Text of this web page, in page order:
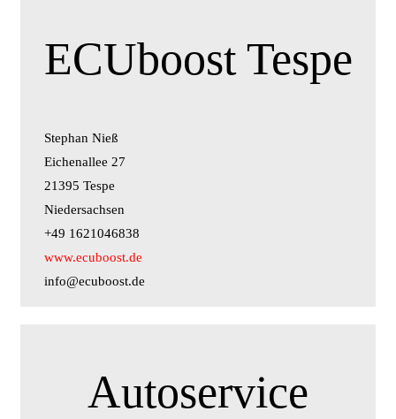
ECUboost Tespe
Stephan Nieß
Eichenallee 27
21395 Tespe
Niedersachsen
+49 1621046838
www.ecuboost.de
info@ecuboost.de
Autoservice